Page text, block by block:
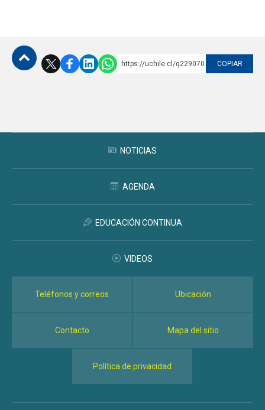
https://uchile.cl/q229070 COPIAR
NOTICIAS
AGENDA
EDUCACIÓN CONTINUA
VIDEOS
Teléfonos y correos Ubicación
Contacto Mapa del sitio
Política de privacidad